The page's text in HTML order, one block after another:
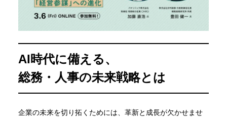
AI時代に備える、
総務・人事の未来戦略とは
企業の未来を切り拓くためには、革新と成長が欠かせませ